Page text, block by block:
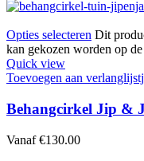
Opties selecteren Dit
kan gekozen worden op
Quick view
Toevoegen aan
Behangcirkel Jip &
Vanaf €130.00